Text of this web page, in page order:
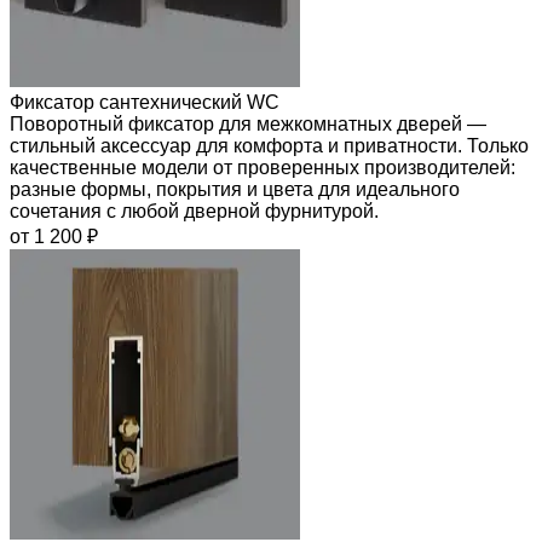
Фиксатор сантехнический WC
Поворотный фиксатор для межкомнатных дверей —
стильный аксессуар для комфорта и приватности. Только
качественные модели от проверенных производителей:
разные формы, покрытия и цвета для идеального
сочетания с любой дверной фурнитурой.
от 1 200 ₽